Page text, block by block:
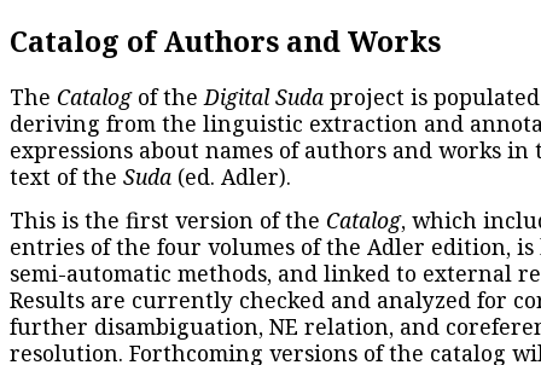
Catalog of Authors and Works
The Catalogof theDigital Suda project is
deriving from the linguistic extraction and
expressions about names of authors and works in
text of the Suda (ed. Adler).
This is the first version of the Catalog, which
entries of the four volumes of the Adler edition, is
semi-automatic methods, and linked to external
Results are currently checked and analyzed for
further disambiguation, NE relation, and
resolution. Forthcoming versions of the catalog